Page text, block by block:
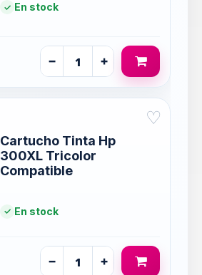
En stock
− +
♡
Cartucho Tinta Hp
300XL Tricolor
Compatible
En stock
− +